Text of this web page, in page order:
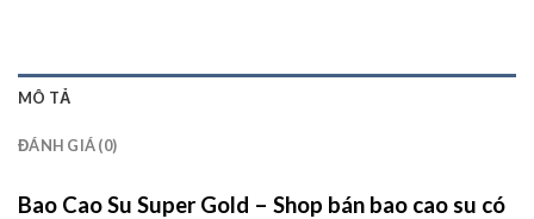
MÔ TẢ
ĐÁNH GIÁ (0)
Bao Cao Su Super Gold – Shop bán bao cao su có